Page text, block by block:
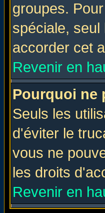
groupes.
spéciale,
accorder cet
Revenir en
Pourquoi ne
Seuls les
d'éviter le
vous ne
les droits
Revenir en